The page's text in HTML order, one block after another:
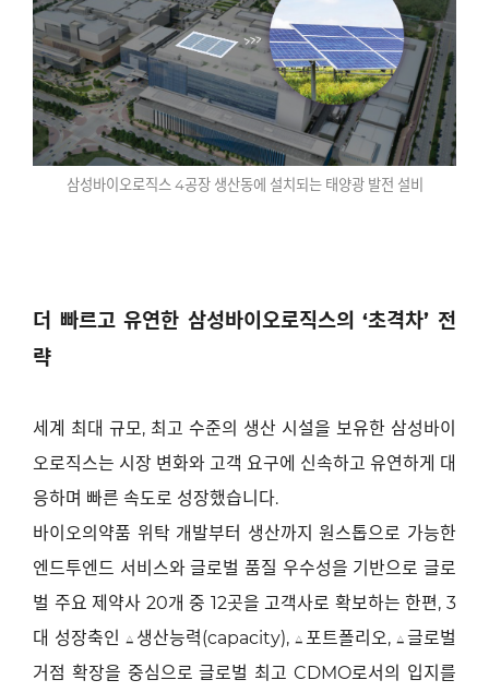
삼성바이오로직스 4공장 생산동에 설치되는 태양광 발전 설비
더 빠르고 유연한 삼성바이오로직스의 ‘초격차’ 전
략
세계 최대 규모, 최고 수준의 생산 시설을 보유한 삼성바이
오로직스는 시장 변화와 고객 요구에 신속하고 유연하게 대
응하며 빠른 속도로 성장했습니다.
바이오의약품 위탁 개발부터 생산까지 원스톱으로 가능한
엔드투엔드 서비스와 글로벌 품질 우수성을 기반으로 글로
벌 주요 제약사 20개 중 12곳을 고객사로 확보하는 한편, 3
대 성장축인 △ 생산능력(capacity), △포트폴리오, △글로벌
거점 확장을 중심으로 글로벌 최고 CDMO로서의 입지를